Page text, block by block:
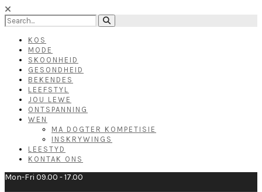
KOS
MODE
SKOONHEID
GESONDHEID
BEKENDES
LEEFSTYL
JOU LEWE
ONTSPANNING
WEN
MA DOGTER KOMPETISIE
INSKRYWINGS
LEESTYD
KONTAK ONS
Mon-Fri 09.00 - 17.00